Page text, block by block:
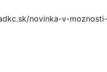
novinka-v-